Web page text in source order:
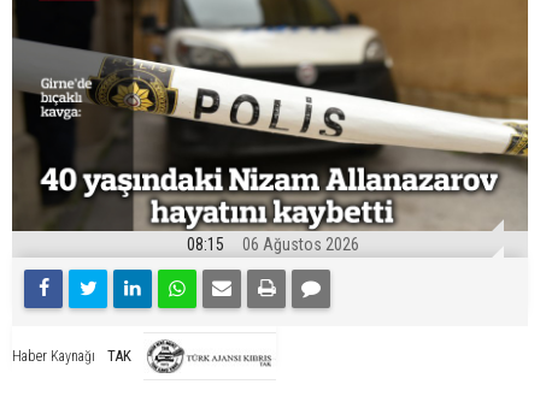
08:15 06 Ağustos 2026
Haber Kaynağı TAK